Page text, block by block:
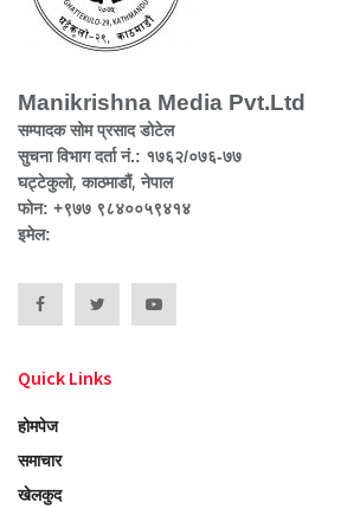
Manikrishna Media Pvt.Ltd
सम्पादक सोम प्रसाद डोटेल
सुचना विभाग दर्ता नं.: १७६२/०७६-७७
घट्टेकुलो, काठमाडौं, नेपाल
फोन: +९७७ ९८४००५९४१४
इमेल:
Quick Links
होमपेज
समाचार
खेलकुद